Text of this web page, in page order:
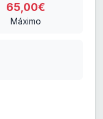
65,00€
Máximo